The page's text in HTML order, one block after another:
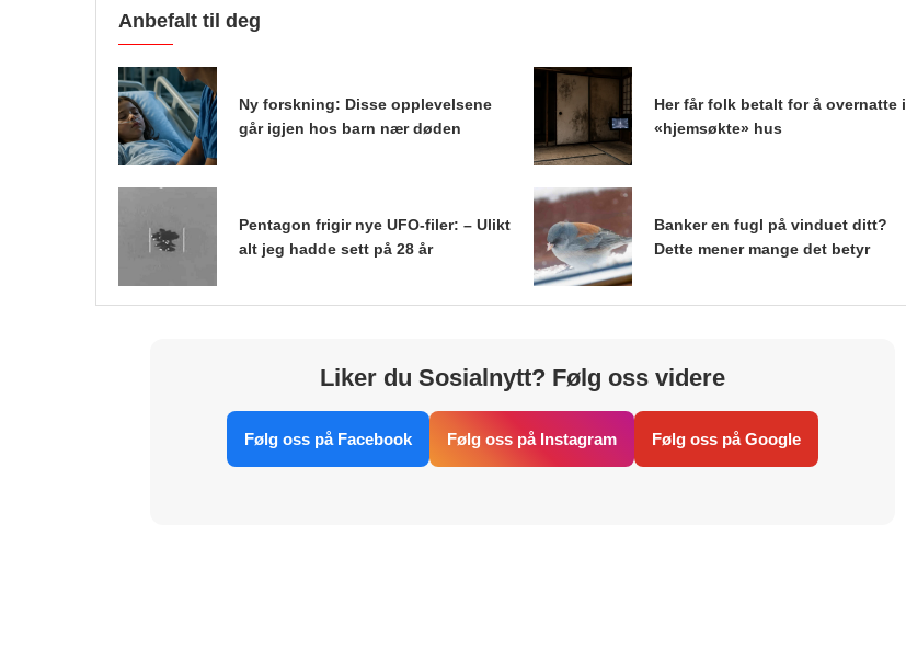
Anbefalt til deg
Ny forskning: Disse opplevelsene
går igjen hos barn nær døden
Her får folk betalt for å overnatte i
«hjemsøkte» hus
Pentagon frigir nye UFO-filer: – Ulikt
alt jeg hadde sett på 28 år
Banker en fugl på vinduet ditt?
Dette mener mange det betyr
Liker du Sosialnytt? Følg oss videre
Følg oss på Facebook Følg oss på Instagram Følg oss på Google